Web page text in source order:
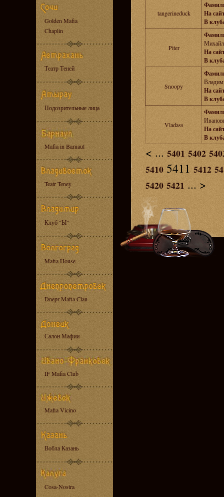
Golden Mafia
Chaplin
Театр Теней
Подозрительные лица
Mafia in Barnaul
Teatr Teney
Клуб "Ы"
Mafia House
Dnepr Mafia Clan
Салон Мафии
IF Mafia Club
Mafia Vicino
Вобла Казань
Cosa-Nostra
tangerineduck
На
В
Piter
На
В
Snoopy
На
В
Vladass
На
В
<...5401 5402
54105411 5412
5420 5421 ...>